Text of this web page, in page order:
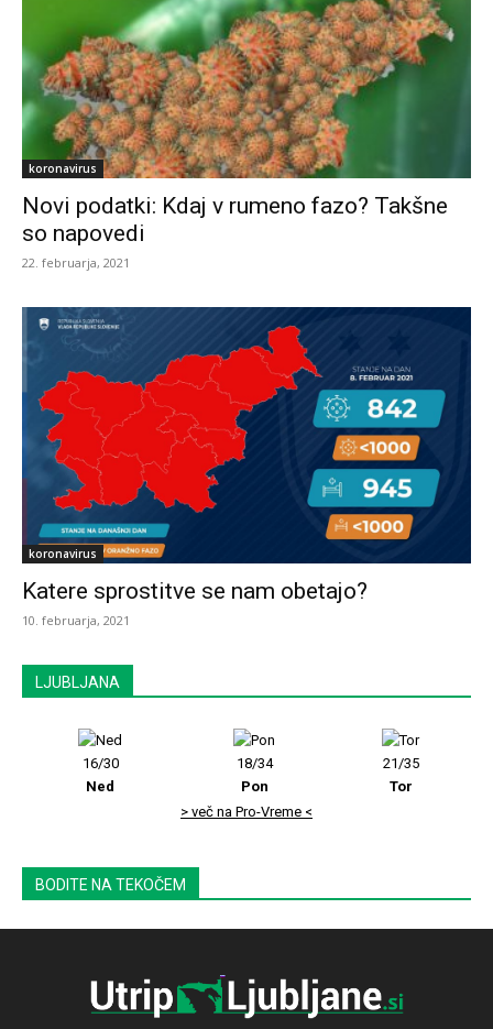
koronavirus
Novi podatki: Kdaj v rumeno fazo? Takšne
so napovedi
22. februarja, 2021
koronavirus
Katere sprostitve se nam obetajo?
10. februarja, 2021
LJUBLJANA
16/30
Ned
18/34
Pon
21/35
Tor
> več na Pro-Vreme <
BODITE NA TEKOČEM